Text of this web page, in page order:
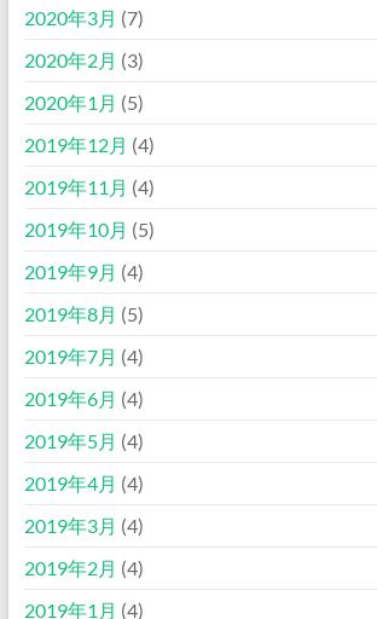
2020年3月 (7)
2020年2月 (3)
2020年1月 (5)
2019年12月 (4)
2019年11月 (4)
2019年10月 (5)
2019年9月 (4)
2019年8月 (5)
2019年7月 (4)
2019年6月 (4)
2019年5月 (4)
2019年4月 (4)
2019年3月 (4)
2019年2月 (4)
2019年1月 (4)